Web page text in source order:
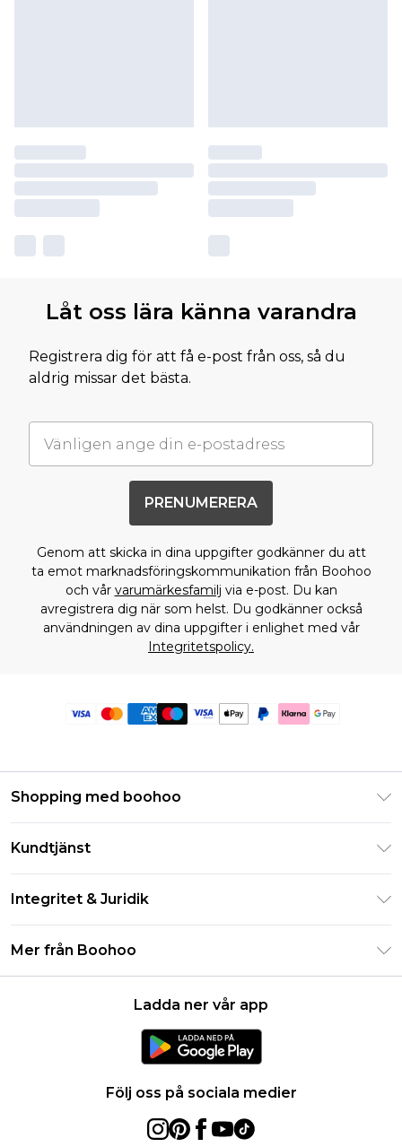
Låt oss lära känna varandra
Registrera dig för att få e-post från oss, så du
aldrig missar det bästa.
PRENUMERERA
Genom att skicka in dina uppgifter godkänner du att
ta emot marknadsföringskommunikation från Boohoo
och vår varumärkesfamilj via e-post. Du kan
avregistrera dig när som helst. Du godkänner också
användningen av dina uppgifter i enlighet med vår
Integritetspolicy.
Shopping med boohoo
Studentrabatt - UNiDAYS
Boohoo-appen
Storleksguide
Kundtjänst
Leveransinformation
Returnerar information
Integritet & Juridik
Integritetspolicy
Mer från Boohoo
Ladda ner vår app
Följ oss på sociala medier